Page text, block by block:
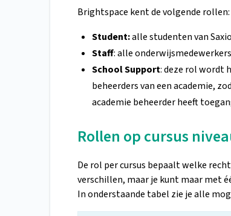
Brightspace kent de volgende rollen:
Student:alle studenten van
Staff: alle
School Support: deze rol wordt
beheerders van een academie,
academie beheerder heeft
Rollen op cursus
De rol per cursus bepaalt welke
verschillen, maar je kunt maar met
In onderstaande tabel zie je alle